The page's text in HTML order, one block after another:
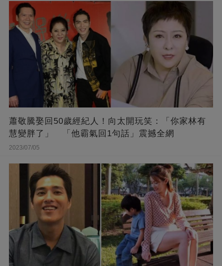
蕭敬騰娶回50歲經紀人！向太開玩笑：「你家林有
慧變胖了」 「他霸氣回1句話」震撼全網
2023/07/05